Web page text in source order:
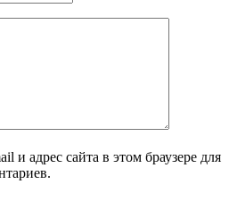
и адрес сайта в этом браузере для